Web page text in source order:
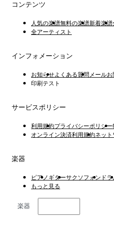
コンテンツ
人気の楽譜無料の楽譜新着楽譜
全アーティスト
インフォメーション
お知らせよくある質問 メール
印刷テスト
サービスポリシー
利用規約プライバシーポリシー
オンライン決済利用規約ネッ
楽器
ピアノ ギターサクソフォン ドラ
もっと見る
楽器